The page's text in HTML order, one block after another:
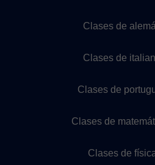
Clases de
Clases de
Clases de
Clases de
Clases de